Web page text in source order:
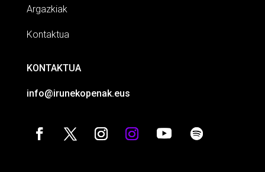
Argazkiak
Kontaktua
KONTAKTUA
info@irunekopenak.eus